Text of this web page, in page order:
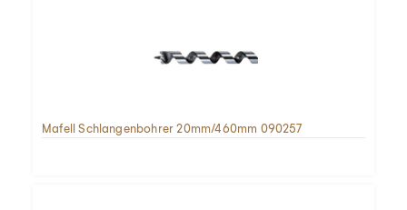
Mafell Schlangenbohrer 20mm/460mm 090257